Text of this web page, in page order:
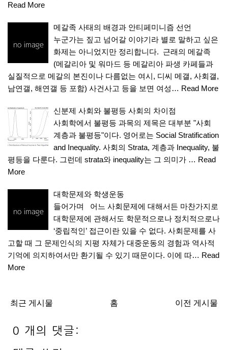
Read More
메갈족 사태의 배경과 안티페미니즘 선언
누군가는 짚고 넘어갈 이야기라 별로 말하고 싶은
화제는 아니었지만 정리합니다. 근래의 메갈족
(메갈리아 및 워마드 등 메갈리아 파생 카페들과
실질적으로 메갈의 본진이나 다름없는 여시, 디씨 메갤, 사회갤,
남연갤, 해연갤 등 포함) 사건사고 등을 보면 여성… Read More
신분제 사회와 불평등 사회의 차이점
사회학에서 불평등 과목의 제목은 대부분 "사회
계층과 불평등"이다. 영어로는 Social Stratification
and Inequality. 사회의 Strata, 계층과 Inequality, 불
평등을 다룬다. 그런데 strata와 inequality는 그 의미가 … Read
More
대학문제와 학생운동
들어가며 어느 사회문제에 대해서든 마찬가지로
대학문제에 관해서도 학문적으로나 정치적으로나
‘중립적인’ 접근이란 있을 수 없다. 사회문제를 사
고할 때 그 문제인식의 지평 자체가 대중운동의 경험과 역사적
기억에 의지하여서만 환기될 수 있기 때문이다. 이에 따… Read
More
최근 게시물 이전 게시물
홈
0 개의 댓글: